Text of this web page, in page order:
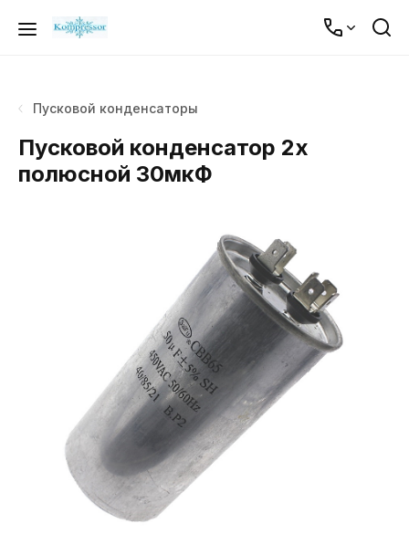
Пусковой конденсаторы
Пусковой конденсатор 2х
полюсной 30мкФ